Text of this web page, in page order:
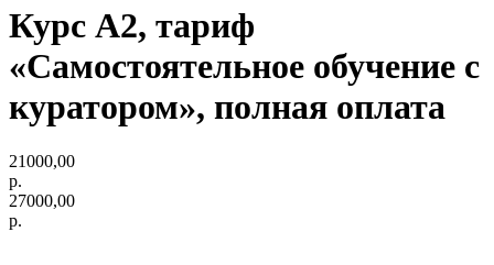
Курс А2, тариф
«Самостоятельное обучение с
куратором», полная оплата
21000,00
р.
27000,00
р.